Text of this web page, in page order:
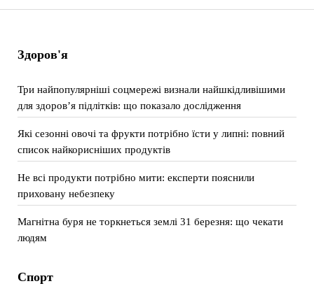
Здоров'я
Три найпопулярніші соцмережі визнали найшкідливішими
для здоров’я підлітків: що показало дослідження
Які сезонні овочі та фрукти потрібно їсти у липні: повний
список найкорисніших продуктів
Не всі продукти потрібно мити: експерти пояснили
приховану небезпеку
Магнітна буря не торкнеться землі 31 березня: що чекати
людям
Спорт